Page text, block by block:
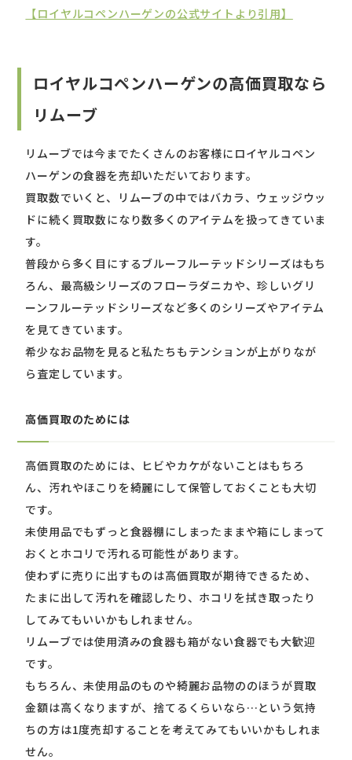
【ロイヤルコペンハーゲンの公式サイトより引用】
ロイヤルコペンハーゲンの高価買取なら
リムーブ
リムーブでは今までたくさんのお客様にロイヤルコペン
ハーゲンの食器を売却いただいております。
買取数でいくと、リムーブの中ではバカラ、ウェッジウッ
ドに続く買取数になり数多くのアイテムを扱ってきていま
す。
普段から多く目にするブルーフルーテッドシリーズはもち
ろん、最高級シリーズのフローラダニカや、珍しいグリ
ーンフルーテッドシリーズなど多くのシリーズやアイテム
を見てきています。
希少なお品物を見ると私たちもテンションが上がりなが
ら査定しています。
高価買取のためには
高価買取のためには、ヒビやカケがないことはもちろ
ん、汚れやほこりを綺麗にして保管しておくことも大切
です。
未使用品でもずっと食器棚にしまったままや箱にしまって
おくとホコリで汚れる可能性があります。
使わずに売りに出すものは高価買取が期待できるため、
たまに出して汚れを確認したり、ホコリを拭き取ったり
してみてもいいかもしれません。
リムーブでは使用済みの食器も箱がない食器でも大歓迎
です。
もちろん、未使用品のものや綺麗お品物ののほうが買取
金額は高くなりますが、捨てるくらいなら…という気持
ちの方は1度売却することを考えてみてもいいかもしれま
せん。